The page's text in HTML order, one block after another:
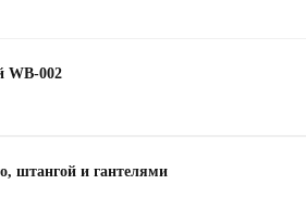
WB-002
штангой и гантелями